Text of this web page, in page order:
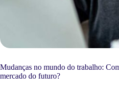
Mudanças no mundo do trabalho:
mercado do futuro?